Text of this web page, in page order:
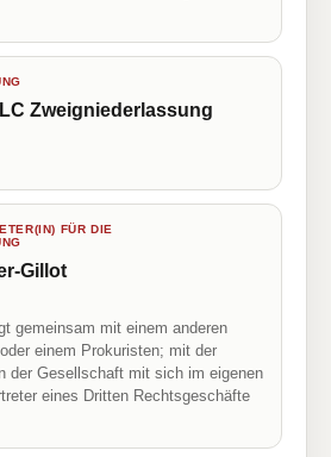
Zweigniederlassung
FÜR DIE
Gillot
gemeinsam mit einem anderen
einem Prokuristen; mit der
der Gesellschaft mit sich im eigenen
eines Dritten Rechtsgeschäfte